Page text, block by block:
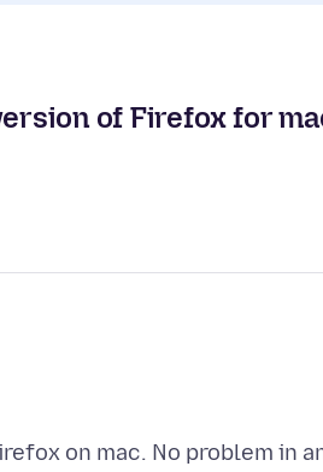
of Firefox for
on mac. No problem in